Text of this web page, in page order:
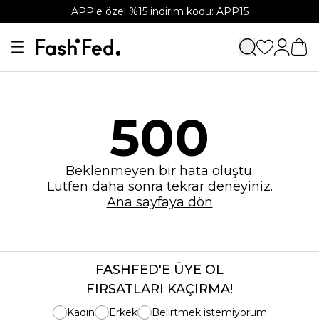
APP'e özel %15 indirim kodu: APP15
500
Beklenmeyen bir hata oluştu.
Lütfen daha sonra tekrar deneyiniz.
Ana sayfaya dön
FASHFED'E ÜYE OL
FIRSATLARI KAÇIRMA!
Kadın Erkek
Belirtmek istemiyorum